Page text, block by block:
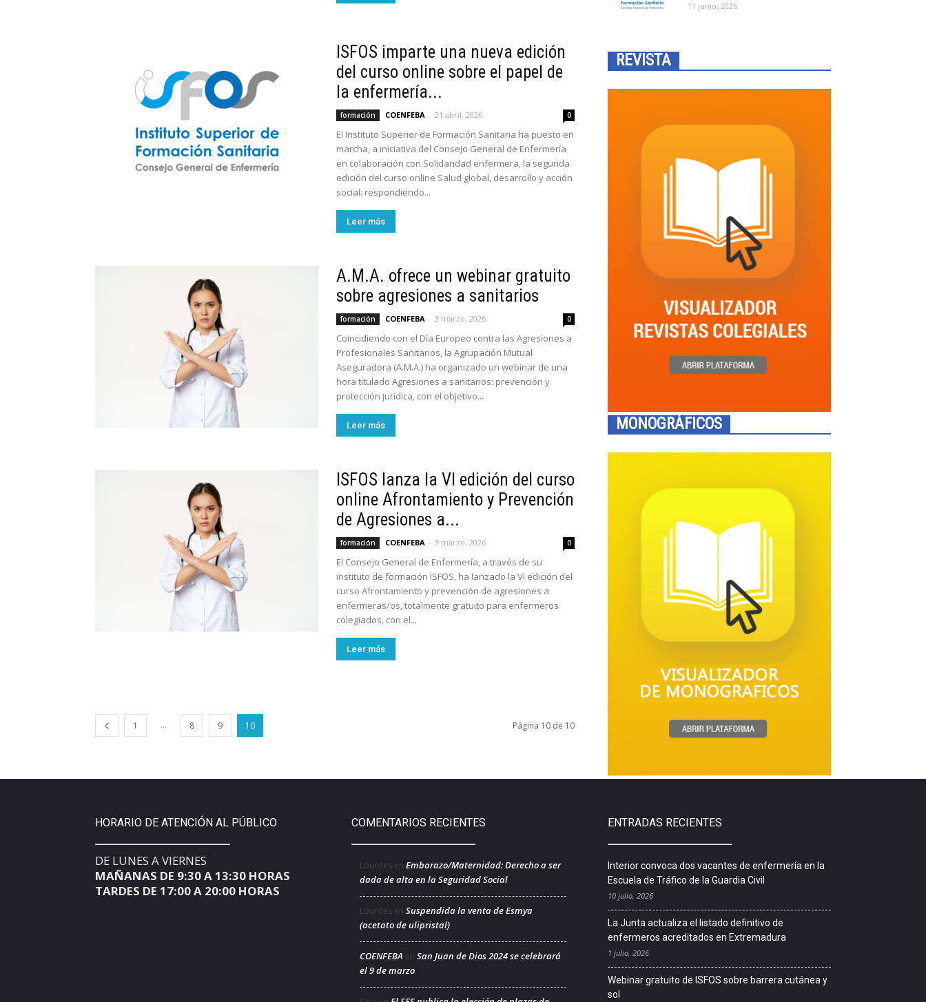
ISFOS imparte una nueva edición
del curso online sobre el papel de
la enfermería...
formación COENFEBA - 21 abril, 2026 0
El Instituto Superior de Formación Sanitaria ha puesto en
marcha, a iniciativa del Consejo General de Enfermería
en colaboración con Solidaridad enfermera, la segunda
edición del curso online Salud global, desarrollo y acción
social: respondiendo...
Leer más
A.M.A. ofrece un webinar gratuito
sobre agresiones a sanitarios
formación COENFEBA - 3 marzo, 2026 0
Coincidiendo con el Día Europeo contra las Agresiones a
Profesionales Sanitarios, la Agrupación Mutual
Aseguradora (A.M.A.) ha organizado un webinar de una
hora titulado Agresiones a sanitarios: prevención y
protección jurídica, con el objetivo...
Leer más
ISFOS lanza la VI edición del curso
online Afrontamiento y Prevención
de Agresiones a...
formación COENFEBA - 3 marzo, 2026 0
El Consejo General de Enfermería, a través de su
instituto de formación ISFOS, ha lanzado la VI edición del
curso Afrontamiento y prevención de agresiones a
enfermeras/os, totalmente gratuito para enfermeros
colegiados, con el...
Leer más
1 ... 8 9 10 Página 10 de 10
11 junio, 2026
REVISTA
MONOGRÁFICOS
HORARIO DE ATENCIÓN AL PÚBLICO
DE LUNES A VIERNES
MAÑANAS DE 9:30 A 13:30 HORAS
TARDES DE 17:00 A 20:00 HORAS
COMENTARIOS RECIENTES
Lourdes en Embarazo/Maternidad: Derecho a ser
dada de alta en la Seguridad Social
Lourdes en Suspendida la venta de Esmya
(acetato de ulipristal)
COENFEBA en San Juan de Dios 2024 se celebrará
el 9 de marzo
ENTRADAS RECIENTES
Interior convoca dos vacantes de enfermería en la
Escuela de Tráfico de la Guardia Civil
10 julio, 2026
La Junta actualiza el listado definitivo de
enfermeros acreditados en Extremadura
1 julio, 2026
Webinar gratuito de ISFOS sobre barrera cutánea y
sol